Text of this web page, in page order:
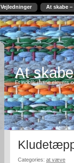
Vejledninger At skabe
At
Et indblik i mine elevers
Categories: at væve